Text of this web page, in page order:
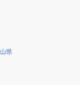
県